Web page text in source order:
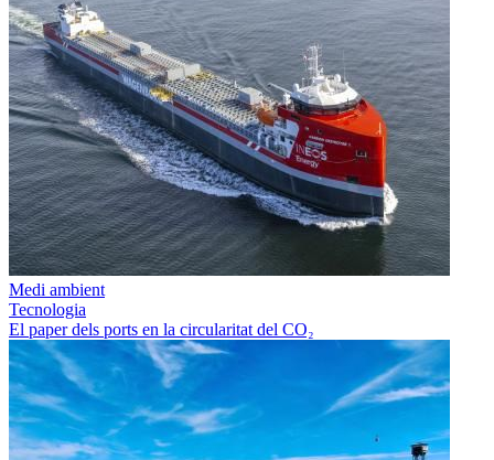
Medi ambient
Tecnologia
El paper dels ports en la circularitat del CO₂